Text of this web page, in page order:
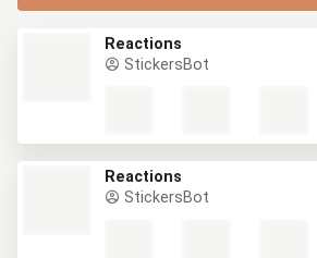
Reactions
StickersBot
Reactions
StickersBot